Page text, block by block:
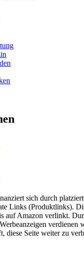
sich durch
Links (Produktlinks).
auf Amazon verlinkt.
verdienen
diese Seite weiter zu